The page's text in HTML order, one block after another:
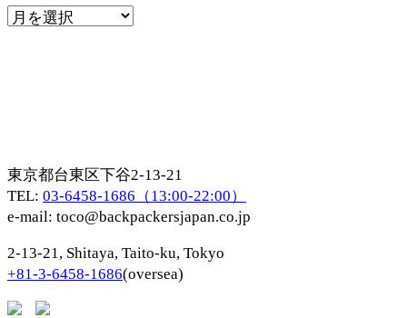
東京都台東区下谷2-13-21
TEL: 03-6458-1686（13:00-22:00）
e-mail: toco@backpackersjapan.co.jp
2-13-21, Shitaya, Taito-ku, Tokyo
+81-3-6458-1686(oversea)